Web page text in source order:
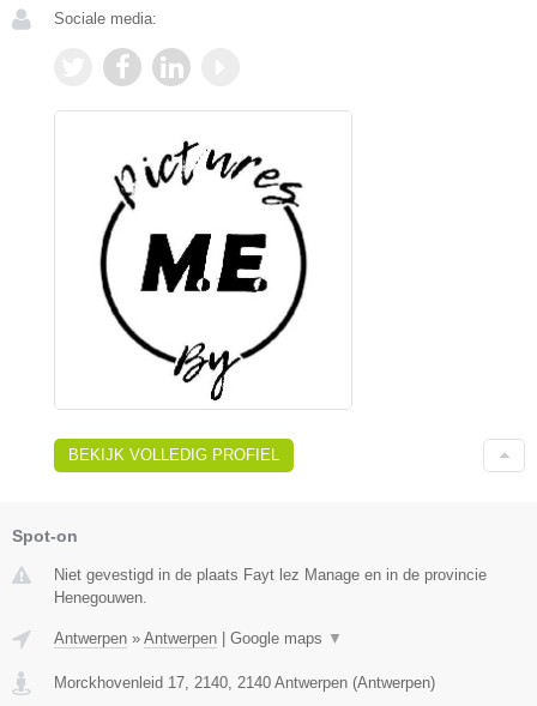
Sociale media:
BEKIJK VOLLEDIG PROFIEL
Spot-on
Niet gevestigd in de plaats Fayt lez Manage en in de provincie
Henegouwen.
Antwerpen » Antwerpen Google maps ▼
Morckhovenleid 17, 2140, 2140 Antwerpen (Antwerpen)